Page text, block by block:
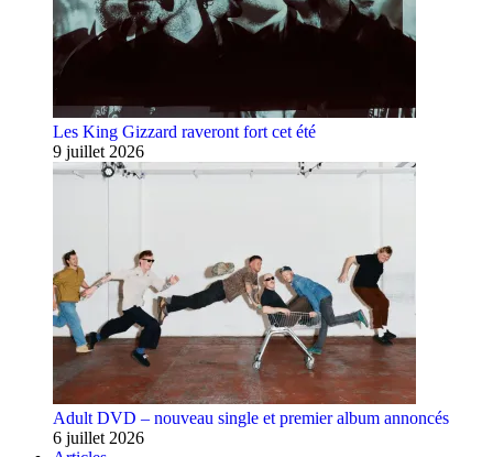
Les King Gizzard raveront fort cet été
9 juillet 2026
Adult DVD – nouveau single et premier album annoncés
6 juillet 2026